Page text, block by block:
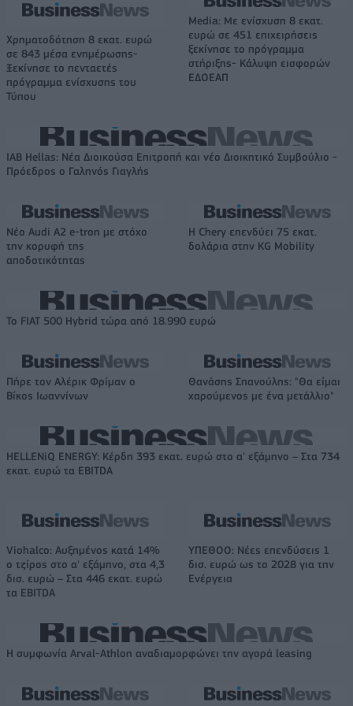
Χρηματοδότηση 8 εκατ. ευρώ
σε 843 μέσα ενημέρωσης-
Ξεκίνησε το πενταετές
πρόγραμμα ενίσχυσης του
Τύπου
Media: Με ενίσχυση 8 εκατ.
ευρώ σε 451 επιχειρήσεις
ξεκίνησε το πρόγραμμα
στήριξης- Κάλυψη εισφορών
ΕΔΟΕΑΠ
IAB Hellas: Νέα Διοικούσα Επιτροπή και νέο Διοικητικό Συμβούλιο -
Πρόεδρος ο Γαληνός Γιαγλής
Νέο Audi A2 e-tron με στόχο
την κορυφή της
αποδοτικότητας
Η Chery επενδύει 75 εκατ.
δολάρια στην KG Mobility
Το FIAT 500 Hybrid τώρα από 18.990 ευρώ
Πήρε τον Αλέρικ Φρίμαν ο
Βίκος Ιωαννίνων
Θανάσης Σπανούλης: "Θα είμαι
χαρούμενος με ένα μετάλλιο"
HELLENiQ ENERGY: Κέρδη 393 εκατ. ευρώ στο α' εξάμηνο – Στα 734
εκατ. ευρώ τα EBITDA
Viohalco: Αυξημένος κατά 14%
ο τζίρος στο α' εξάμηνο, στα 4,3
δισ. ευρώ – Στα 446 εκατ. ευρώ
τα EBITDA
ΥΠΕΘΟΟ: Νέες επενδύσεις 1
δισ. ευρώ ως το 2028 για την
Ενέργεια
Η συμφωνία Arval-Athlon αναδιαμορφώνει την αγορά leasing